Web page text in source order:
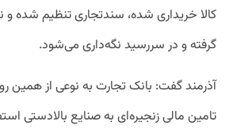
کالا خریداری شده، سندتجاری تنظیم شده و
گرفته و در سررسید نگه‌داری می‌شود.
آذرمند گفت: بانک تجارت به نوعی از همین
تامین مالی زنجیره‌ای به صنایع بالادستی